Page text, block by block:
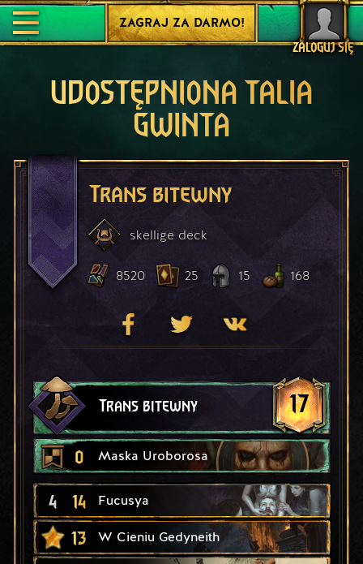
ZALOGUJ SIĘ
ZAGRAJ ZA DARMO!
UDOSTĘPNIONA TALIA
GWINTA
Trans bitewny
skellige deck
8520 25 15 168
Trans bitewny 17
0 Maska Uroborosa
4 14 Fucusya
13 W Cieniu Gedyneith